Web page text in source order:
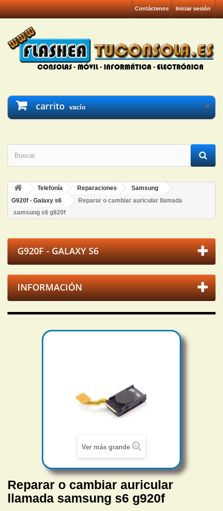
Iniciar sesión
Contáctenos
carrito vacío
Telefonía Reparaciones
Samsung
G920f - Galaxy s6
Reparar o cambiar auricular llamada
samsung s6 g920f
G920F - GALAXY S6
INFORMACIÓN
Ver más grande
Reparar o cambiar auricular
llamada samsung s6 g920f